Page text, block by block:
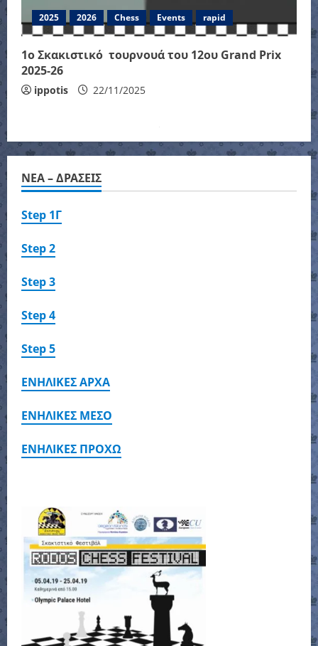
2025 2026 Chess Events rapid
1ο Σκακιστικό τουρνουά του 12ου Grand Prix
2025-26
ippotis 22/11/2025
NEA – ΔΡΑΣΕΙΣ
Step 1Γ
Step 2
Step 3
Step 4
Step 5
ΕΝΗΛΙΚΕΣ ΑΡΧΑ
ΕΝΗΛΙΚΕΣ ΜΕΣΟ
ΕΝΗΛΙΚΕΣ ΠΡΟΧΩ